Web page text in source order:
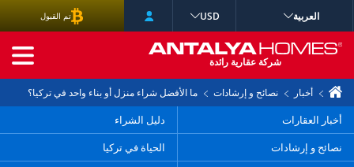
أخبار نصائح و إرشادات ما الأفضل شراء منزل أو بناء واحد في تركيا؟
أخبار العقارات
دليل الشراء
نصائح و إرشادات
الحياة في تركيا
العربية USD تم القبول
شركة عقارية رائدةالبحث المتقدم